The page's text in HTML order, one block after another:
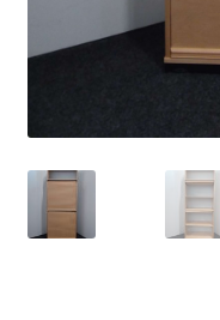
Visit Jyvaskyla
Ohje